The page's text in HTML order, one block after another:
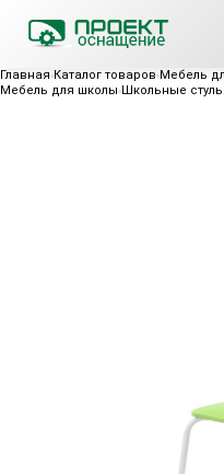
Главная Каталог товаров Мебель
Мебель для школы Школьные